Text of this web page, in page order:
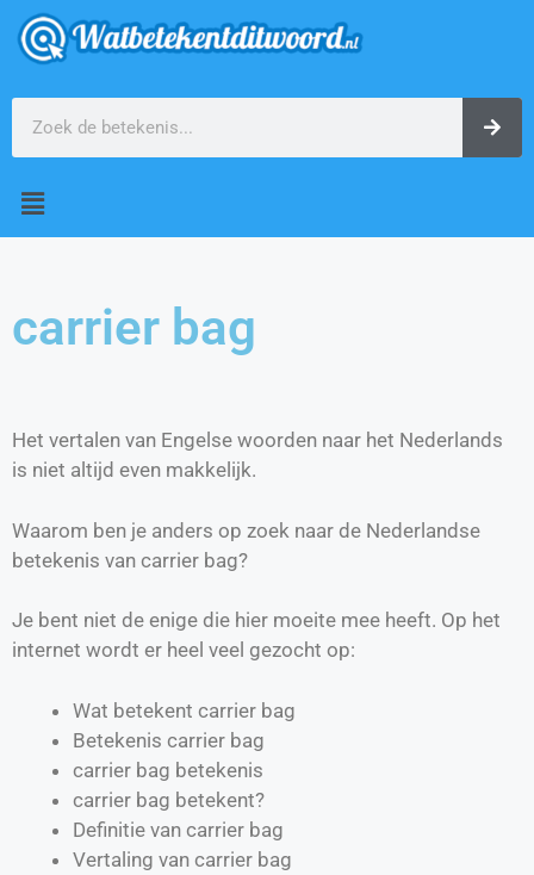
carrier bag
Het vertalen van Engelse woorden naar het Nederlands
is niet altijd even makkelijk.
Waarom ben je anders op zoek naar de Nederlandse
betekenis van carrier bag?
Je bent niet de enige die hier moeite mee heeft. Op het
internet wordt er heel veel gezocht op:
Wat betekent carrier bag
Betekenis carrier bag
carrier bag betekenis
carrier bag betekent?
Definitie van carrier bag
Vertaling van carrier bag